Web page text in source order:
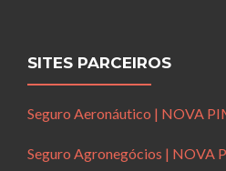
SITES PARCEIROS
Seguro Aeronáutico | NOVA
Seguro Agronegócios | NOVA